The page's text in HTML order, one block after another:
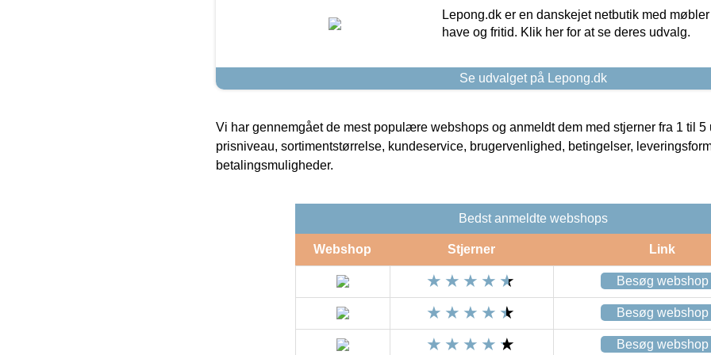
Lepong.dk er en danskejet netbutik med
have og fritid. Klik her for at se deres udvalg.
Se udvalget på Lepong.dk
Vi har gennemgået de mest populære webshops og anmeldt dem med stjerner fra 1 til 5
prisniveau, sortimentstørrelse, kundeservice, brugervenlighed, betingelser,
betalingsmuligheder.
Bedst anmeldte webshops
Webshop Stjerner Link
Besøg webshop
Besøg webshop
Besøg webshop